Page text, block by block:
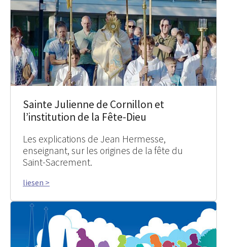
Sainte Julienne de Cornillon et
l’institution de la Fête-Dieu
Les explications de Jean Hermesse,
enseignant, sur les origines de la fête du
Saint-Sacrement.
liesen >